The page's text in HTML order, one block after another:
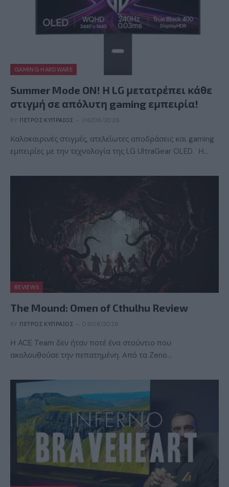
GAMING HARDWARE
Summer Mode ON! Η LG μετατρέπει κάθε
στιγμή σε απόλυτη gaming εμπειρία!
BY ΠΈΤΡΟΣ ΚΥΠΡΑΊΟΣ 06/08/2026
Καλοκαιρινές στιγμές, ατελείωτες αποδράσεις και gaming
εμπειρίες με την τεχνολογία της LG UltraGear OLED. Η…
REVIEWS
The Mound: Omen of Cthulhu Review
BY ΠΈΤΡΟΣ ΚΥΠΡΑΊΟΣ 03/08/2026
Η ACE Team δεν ήταν ποτέ ένα στούντιο που
ακολουθούσε την πεπατημένη. Από τα Zeno…